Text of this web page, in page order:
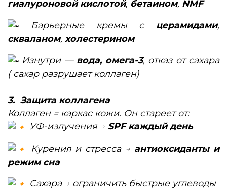
гиалуроновой кислотой, бетаином, NMF
Барьерные кремы с церамидами,
скваланом, холестерином
Изнутри — вода, омега-3, отказ от сахара
( сахар разрушает коллаген)
3. Защита коллагена
Коллаген = каркас кожи. Он стареет от:
УФ-излучения → SPF каждый день
Курения и стресса → антиоксиданты и
режим сна
Сахара → ограничить быстрые углеводы